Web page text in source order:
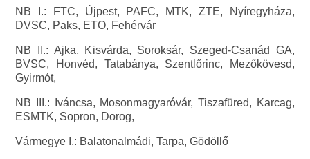
NB I.: FTC, Újpest, PAFC, MTK, ZTE, Nyíregyháza,
DVSC, Paks, ETO, Fehérvár
NB II.: Ajka, Kisvárda, Soroksár, Szeged-Csanád GA,
BVSC, Honvéd, Tatabánya, Szentlőrinc, Mezőkövesd,
Gyirmót,
NB III.: Iváncsa, Mosonmagyaróvár, Tiszafüred, Karcag,
ESMTK, Sopron, Dorog,
Vármegye I.: Balatonalmádi, Tarpa, Gödöllő